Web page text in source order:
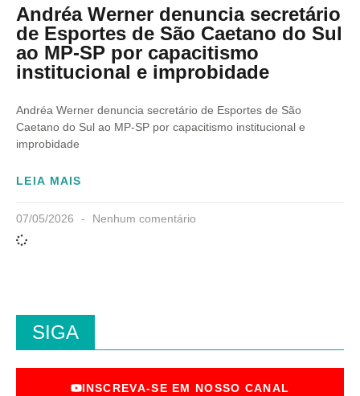
Andréa Werner denuncia secretário
de Esportes de São Caetano do Sul
ao MP-SP por capacitismo
institucional e improbidade
Andréa Werner denuncia secretário de Esportes de São
Caetano do Sul ao MP-SP por capacitismo institucional e
improbidade
LEIA MAIS
07/05/2026 Nenhum comentário
SIGA
INSCREVA-SE EM NOSSO CANAL